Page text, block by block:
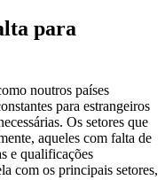
para
noutros países
para estrangeiros
Os setores que
aqueles com falta de
e qualificações
com os principais setores,